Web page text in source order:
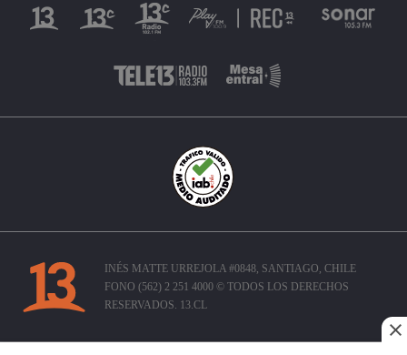
INÉS MATTE URREJOLA #0848, SANTIAGO, CHILE
FONO (562) 2 251 4000 © TODOS LOS DERECHOS
RESERVADOS. 13.CL